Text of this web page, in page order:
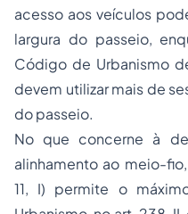
acesso aos veículos
largura do passeio,
Código de Urbanismo
devem utilizar mais de
do passeio.
No que concerne à
alinhamento ao meio-
11, I) permite o